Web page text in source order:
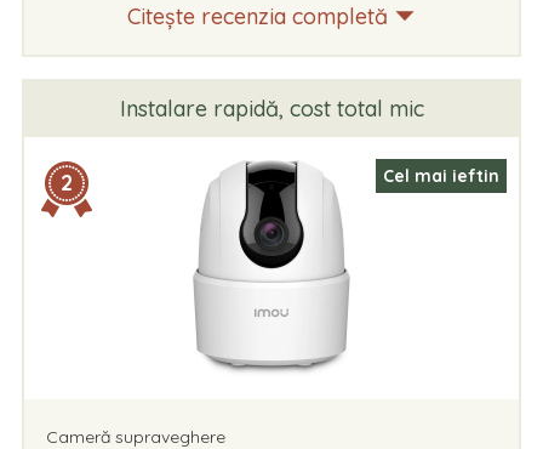
Citește recenzia completă
Instalare rapidă, cost total mic
2 Cel mai ieftin
Cameră supraveghere